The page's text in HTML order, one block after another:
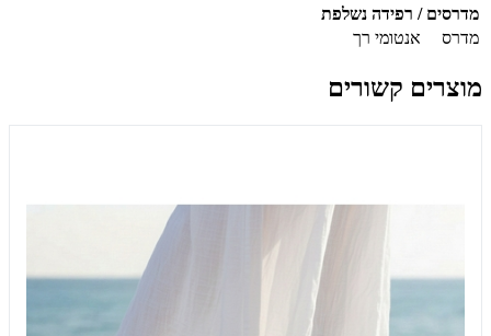
מדרסים / רפידה נשלפת
מדרס
אנטומי רך
מוצרים קשורים